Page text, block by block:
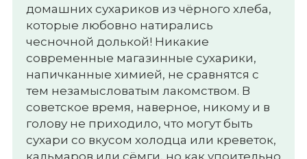
домашних сухариков из чёрного хлеба,
которые любовно натирались
чесночной долькой! Никакие
современные магазинные сухарики,
напичканные химией, не сравнятся с
тем незамысловатым лакомством. В
советское время, наверное, никому и в
голову не приходило, что могут быть
сухари со вкусом холодца или креветок,
кальмаров или сёмги, но как упоительно